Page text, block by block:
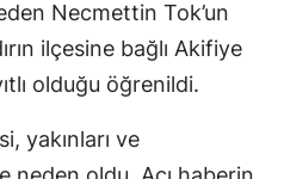
Necmettin Tok’un
ilçesine bağlı Akifiye
olduğu öğrenildi.
yakınları ve